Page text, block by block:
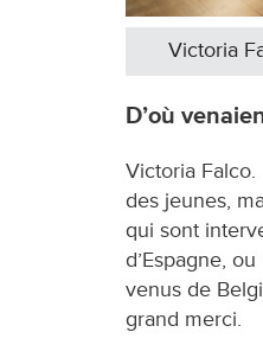
Victoria
D’où
Victoria
des jeunes,
qui sont
d’Espagne,
venus de
grand merci.